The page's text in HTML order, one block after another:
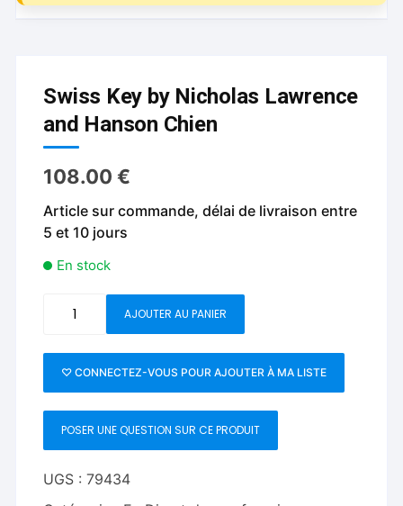
Swiss Key by Nicholas Lawrence
and Hanson Chien
108.00€
Article sur commande, délai de livraison entre
5 et 10 jours
En stock
Key
by
Nicholas
Lawrence
and
Hanson
AJOUTER AU PANIER
♡ CONNECTEZ-VOUS POUR AJOUTER À MA LISTE
POSER UNE QUESTION SUR CE PRODUIT
UGS :79434